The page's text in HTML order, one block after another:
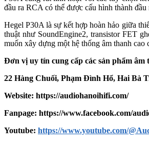
đầu ra RCA có thể được cấu hình thành
Hegel P30A là sự kết hợp hoàn hảo giữa
thuật như SoundEngine2, transistor FET
muốn xây dựng một hệ thống âm thanh
Đơn vị uy tín cung cấp các sản phẩm
22 Hàng Chuối, Phạm Đình Hổ, Hai Bà
Website: https://audiohanoihifi.com/
Fanpage: https://www.facebook.com/
Youtube: https://www.youtube.com/